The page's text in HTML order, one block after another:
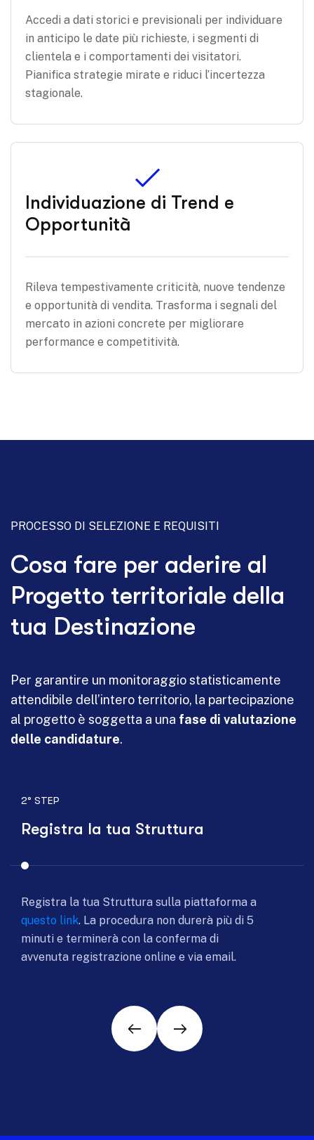
Accedi a dati storici e previsionali per individuare
in anticipo le date più richieste, i segmenti di
clientela e i comportamenti dei visitatori.
Pianifica strategie mirate e riduci l’incertezza
stagionale.
Individuazione di Trend e
Opportunità
Rileva tempestivamente criticità, nuove tendenze
e opportunità di vendita. Trasforma i segnali del
mercato in azioni concrete per migliorare
performance e competitività.
PROCESSO DI SELEZIONE E REQUISITI
Cosa fare per aderire al
Progetto territoriale della
tua Destinazione
Per garantire un monitoraggio statisticamente
attendibile dell’intero territorio, la partecipazione
al progetto è soggetta a una fase di valutazione
delle candidature.
2° STEP
Registra la tua Struttura
Registra la tua Struttura sulla piattaforma a
questo link. La procedura non durerà più di 5
minuti e terminerà con la conferma di
avvenuta registrazione online e via email.